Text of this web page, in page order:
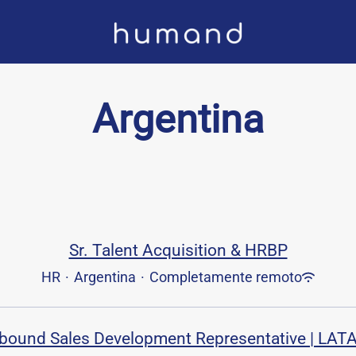
Argentina
Sr. Talent Acquisition & HRBP
HR · Argentina · Completamente remoto
Sales Development Representative |